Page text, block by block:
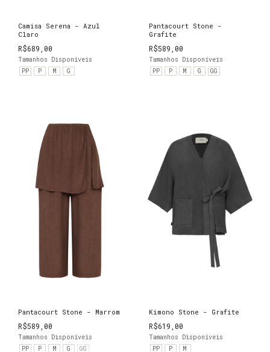
Camisa Serena - Azul
Claro
R$689,00
Tamanhos Disponíveis
PP
P M G
Pantacourt Stone -
Grafite
R$589,00
Tamanhos Disponíveis
PP
P M G GG
Pantacourt Stone - Marrom
R$589,00
Tamanhos Disponíveis
PP
P M G GG
Kimono Stone - Grafite
R$619,00
Tamanhos Disponíveis
PP
P M